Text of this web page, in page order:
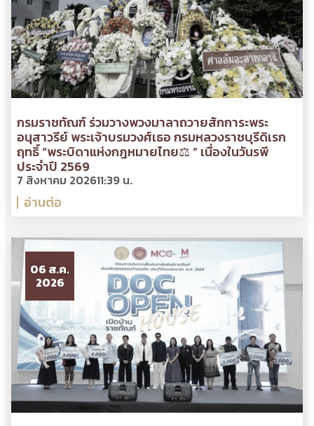
กรมราชทัณฑ์ ร่วมวางพวงมาลาถวายสักการะพระ
อนุสาวรีย์ พระเจ้าบรมวงศ์เธอ กรมหลวงราชบุรีดิเรก
ฤทธิ์ “พระบิดาแห่งกฎหมายไทย⚖ ” เนื่องในวันรพี
ประจำปี 2569
7 สิงหาคม 202611:39 น.
อ่านต่อ
06 ส.ค.
2026